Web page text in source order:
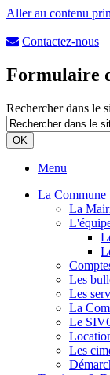
Aller au contenu
Contactez-nous
Formulaire
Rechercher dans le
Menu
La Commune
La
Les
Les
La
Le
Les